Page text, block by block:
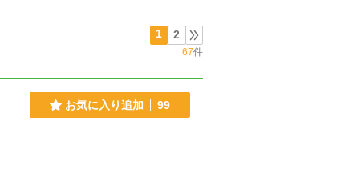
1 2
67件
お気に入り追加 99